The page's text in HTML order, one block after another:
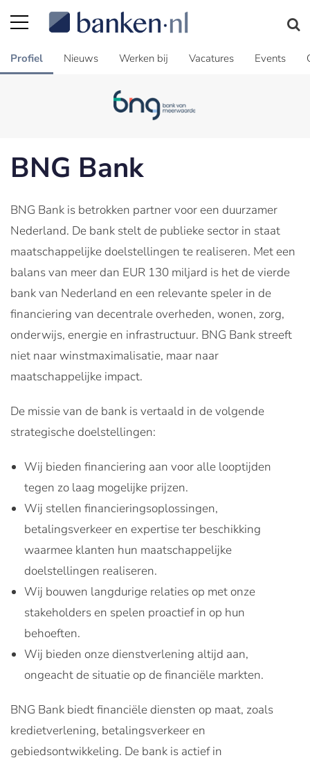
Profiel Nieuws Werken bij Vacatures Events
BNG Bank
BNG Bank is betrokken partner voor een duurzamer
Nederland. De bank stelt de publieke sector in staat
maatschappelijke doelstellingen te realiseren. Met een
balans van meer dan EUR 130 miljard is het de vierde
bank van Nederland en een relevante speler in de
financiering van decentrale overheden, wonen, zorg,
onderwijs, energie en infrastructuur. BNG Bank streeft
niet naar winstmaximalisatie, maar naar
maatschappelijke impact.
De missie van de bank is vertaald in de volgende
strategische doelstellingen:
Wij bieden financiering aan voor alle looptijden
tegen zo laag mogelijke prijzen.
Wij stellen financieringsoplossingen,
betalingsverkeer en expertise ter beschikking
waarmee klanten hun maatschappelijke
doelstellingen realiseren.
Wij bouwen langdurige relaties op met onze
stakeholders en spelen proactief in op hun
behoeften.
Wij bieden onze dienstverlening altijd aan,
ongeacht de situatie op de financiële markten.
BNG Bank biedt financiële diensten op maat, zoals
kredietverlening, betalingsverkeer en
gebiedsontwikkeling. De bank is actief in